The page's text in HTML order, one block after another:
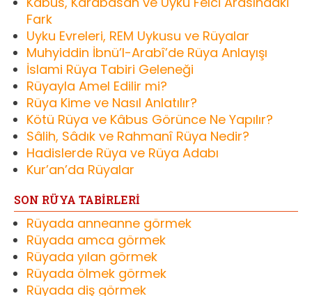
Fark
Uyku Evreleri, REM Uykusu ve Rüyalar
Muhyiddin İbnü’l-Arabî’de Rüya Anlayışı
İslami Rüya Tabiri Geleneği
Rüyayla Amel Edilir mi?
Rüya Kime ve Nasıl Anlatılır?
Kötü Rüya ve Kâbus Görünce Ne Yapılır?
Sâlih, Sâdık ve Rahmanî Rüya Nedir?
Hadislerde Rüya ve Rüya Adabı
Kur’an’da Rüyalar
SON RÜYA TABİRLERİ
Rüyada anneanne görmek
Rüyada amca görmek
Rüyada yılan görmek
Rüyada ölmek görmek
Rüyada diş görmek